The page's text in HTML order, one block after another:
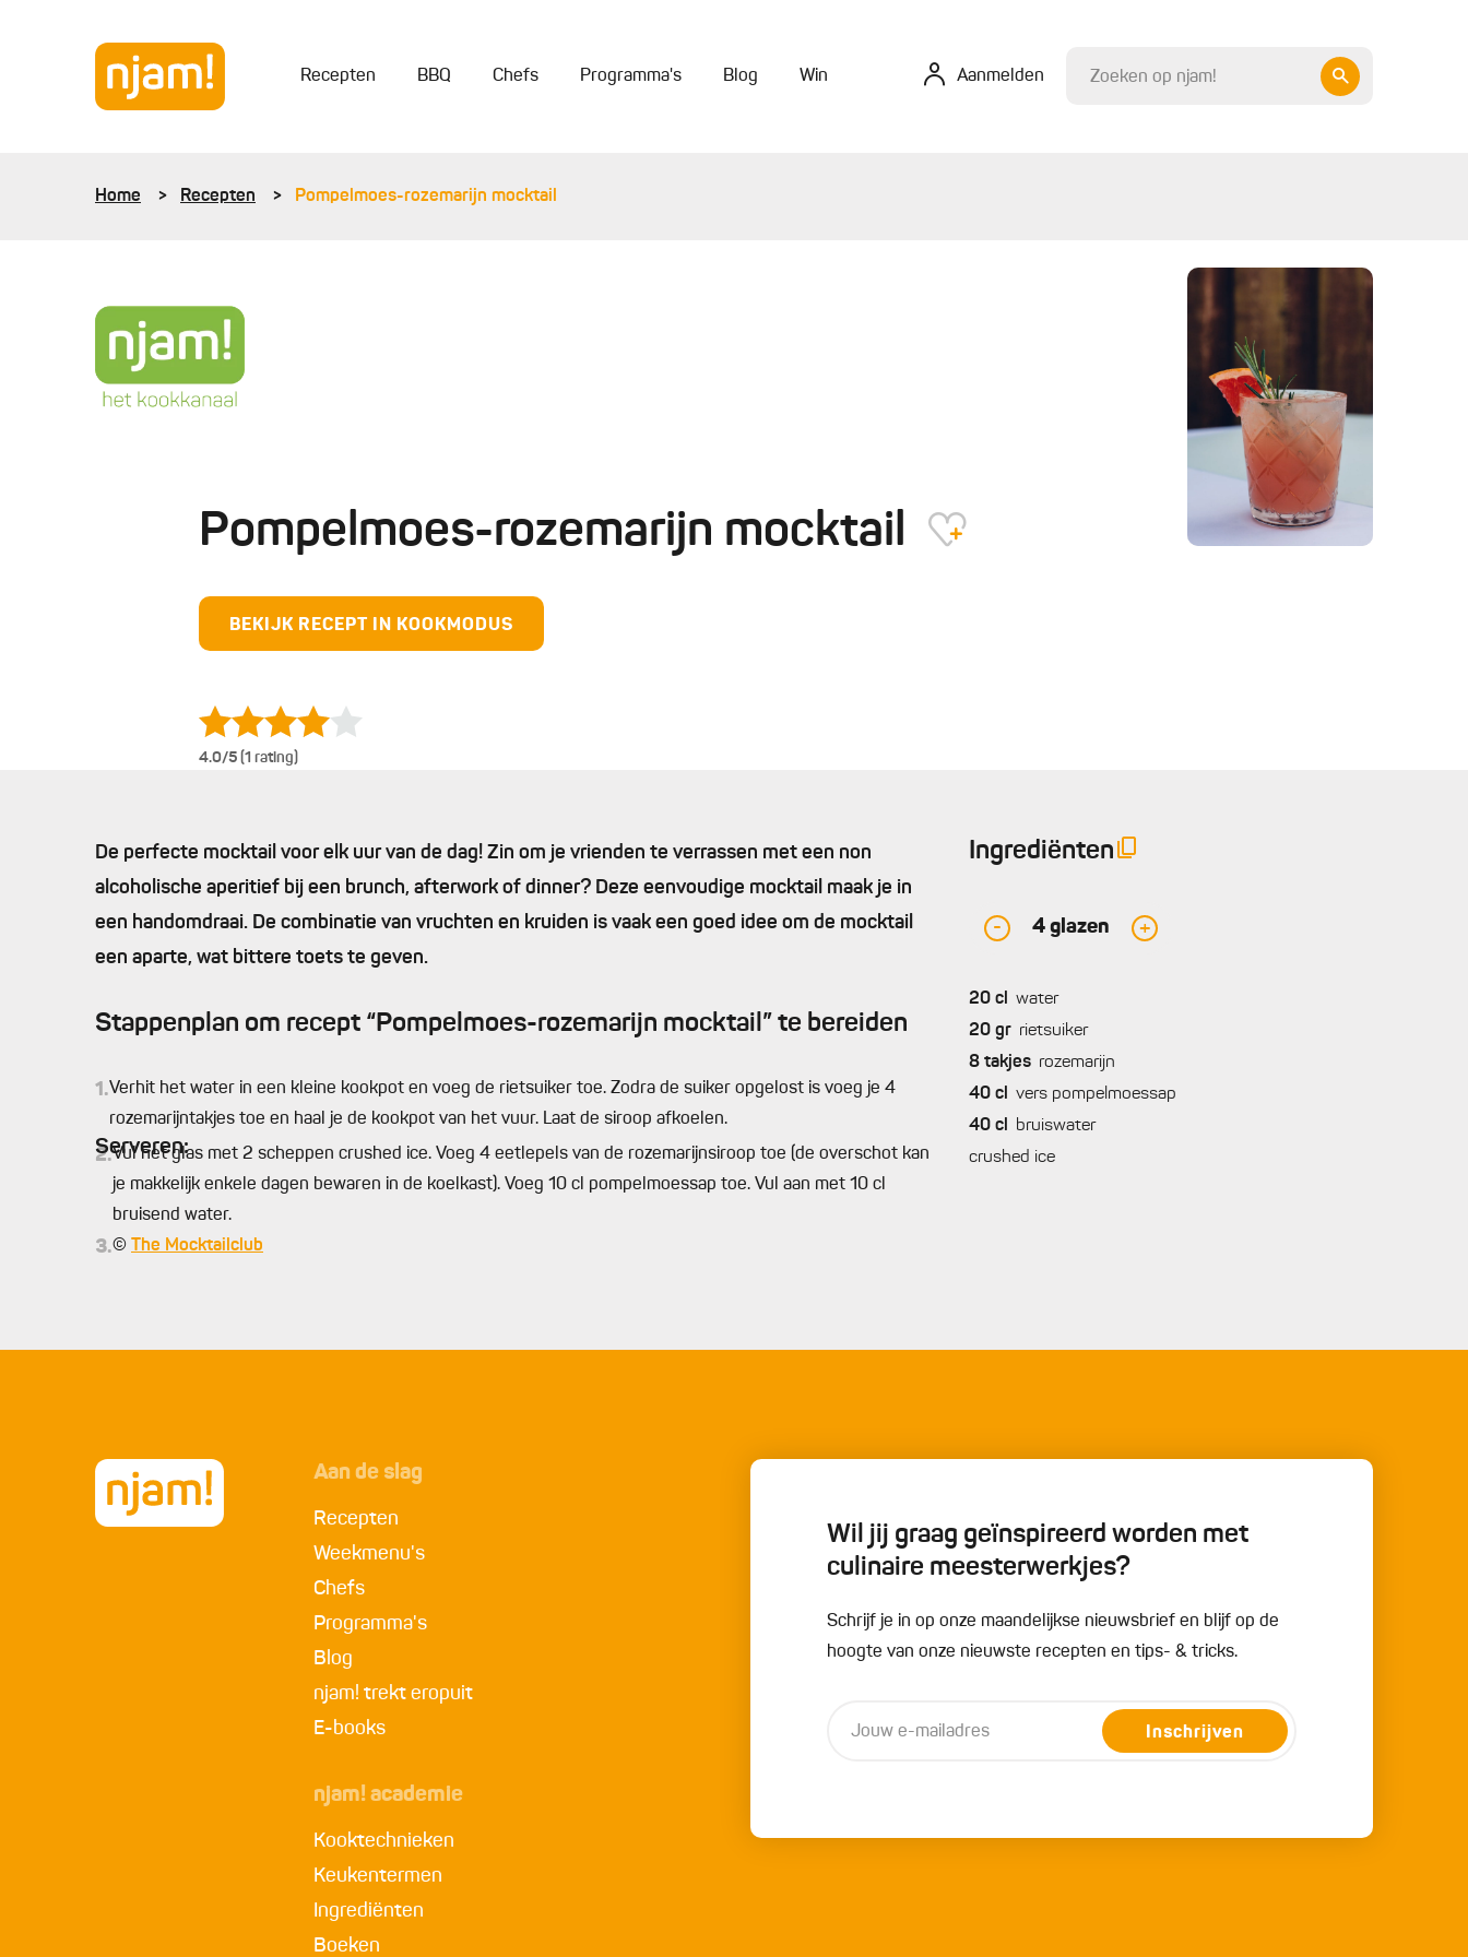
Recepten BBQ Chefs Programma's Blog Win Aanmelden
Home Recepten Pompelmoes-rozemarijn mocktail
Pompelmoes-rozemarijn mocktail
BEKIJK RECEPT IN KOOKMODUS
4.0/5 (1 rating)
Ingrediënten
- 4 glazen +
20 cl
water
20 gr rietsuiker
8 takjes rozemarijn
40 cl
vers pompelmoessap
40 cl
bruiswater
crushed ice
De perfecte mocktail voor elk uur van de dag! Zin om je vrienden te verrassen met een non
alcoholische aperitief bij een brunch, afterwork of dinner? Deze eenvoudige mocktail maak je in
een handomdraai. De combinatie van vruchten en kruiden is vaak een goed idee om de mocktail
een aparte, wat bittere toets te geven.
Stappenplan om recept “Pompelmoes-rozemarijn mocktail” te bereiden
1.Verhit het water in een kleine kookpot en voeg de rietsuiker toe. Zodra de suiker opgelost is voeg je 4
rozemarijntakjes toe en haal je de kookpot van het vuur. Laat de siroop afkoelen.
Serveren:
2.Vul het glas met 2 scheppen crushed ice. Voeg 4 eetlepels van de rozemarijnsiroop toe (de overschot kan
je makkelijk enkele dagen bewaren in de koelkast). Voeg 10 cl pompelmoessap toe. Vul aan met 10 cl
bruisend water.
3.© The Mocktailclub
Aan de slag
Recepten
Weekmenu's
Chefs
Programma's
Blog
njam! trekt eropuit
E-books
njam! academie
Kooktechnieken
Keukentermen
Ingrediënten
Boeken
Wil jij graag geïnspireerd worden met
culinaire meesterwerkjes?
Schrijf je in op onze maandelijkse nieuwsbrief en blijf op de
hoogte van onze nieuwste recepten en tips- & tricks.
Inschrijven